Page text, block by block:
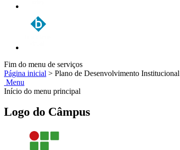
Fim do menu de serviços
Página inicial > Plano de Desenvolvimento
Menu
Início do menu principal
Logo do Câmpus